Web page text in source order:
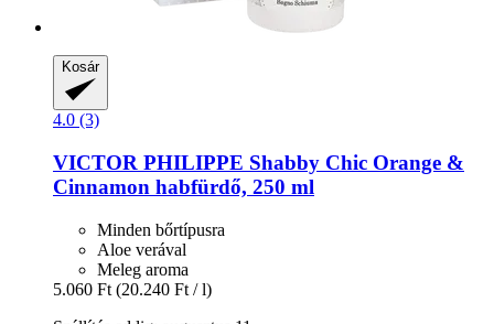
Kosár
4.0 (3)
VICTOR PHILIPPE Shabby Chic Orange &
Cinnamon habfürdő, 250 ml
Minden bőrtípusra
Aloe verával
Meleg aroma
5.060 Ft (20.240 Ft / l)